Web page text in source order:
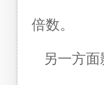
倍数。
另一方